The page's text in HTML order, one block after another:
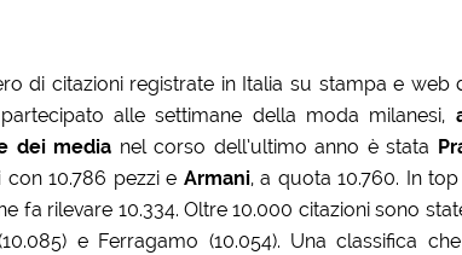
di citazioni registrate in Italia su stampa e web
alle settimane della moda milanesi,
dei media nel corso dell’ultimo anno è stata
con 10.786 pezzi e Armani, a quota 10.760. In
fa rilevare 10.334. Oltre 10.000 citazioni sono
e Ferragamo (10.054). Una classifica